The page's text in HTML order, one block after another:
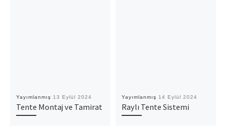
Yayımlanmış 13 Eylül 2024
Tente Montaj ve Tamirat
Yayımlanmış 14 Eylül 2024
Raylı Tente Sistemi